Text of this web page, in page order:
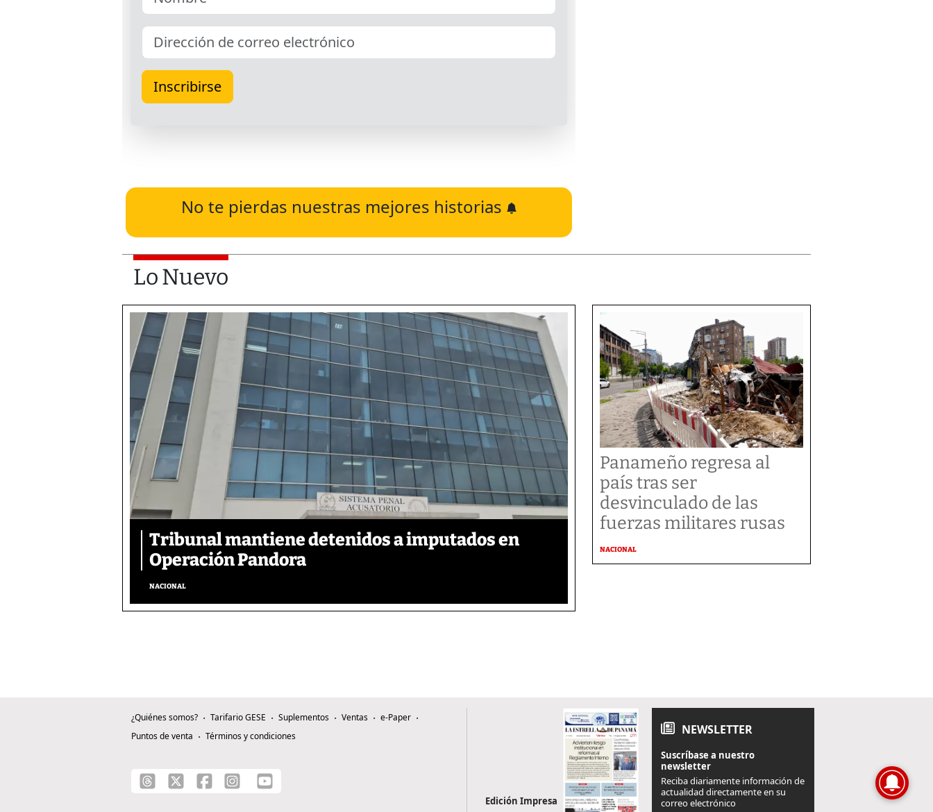
No te pierdas nuestras mejores historias
Lo Nuevo
Tribunal mantiene detenidos a imputados en
Operación Pandora
NACIONAL
Panameño regresa al
país tras ser
desvinculado de las
fuerzas militares rusas
NACIONAL
¿Quiénes somos? Tarifario GESE Suplementos Ventas
e-Paper
Puntos de venta
Términos y condiciones
Edición Impresa
NEWSLETTER
Suscríbase a nuestro
newsletter
Reciba diariamente información de
actualidad directamente en su
correo electrónico